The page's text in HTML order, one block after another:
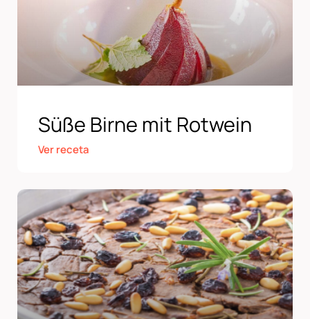
Süße Birne mit Rotwein
Ver receta